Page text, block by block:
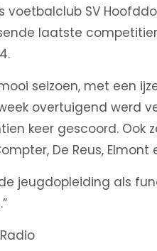
voetbalclub SV
laatste
seizoen, met een
overtuigend werd
keer gescoord. Ook
De Reus,
jeugdopleiding als